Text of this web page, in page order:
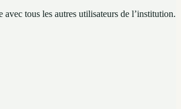
tous les autres utilisateurs de l’institution.